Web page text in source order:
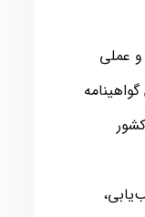
عملی